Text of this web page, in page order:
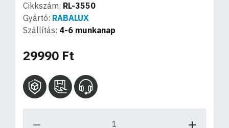
Cikkszám: RL-3550
Gyártó: RABALUX
Szállítás: 4-6 munkanap
29990 Ft